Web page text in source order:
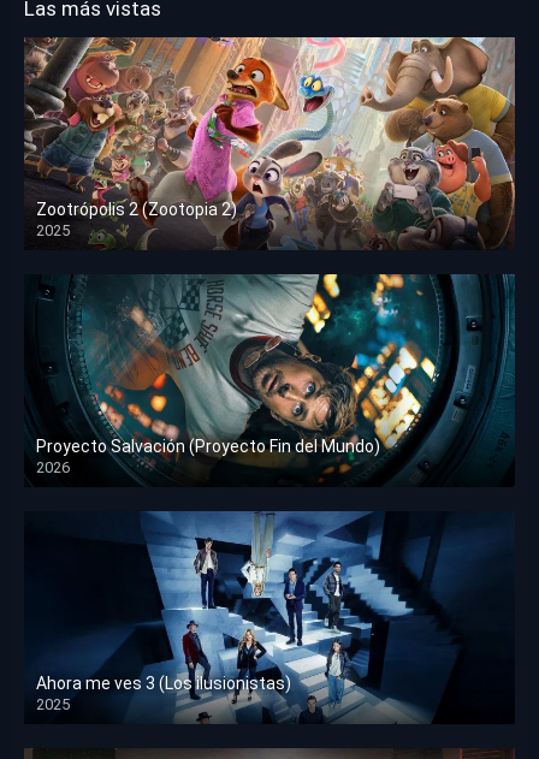
Las más vistas
Zootrópolis 2 (Zootopia 2)
2025
HD 1080p
Proyecto Salvación (Proyecto Fin del Mundo)
2026
HD 1080p
Ahora me ves 3 (Los ilusionistas)
2025
HD 1080p